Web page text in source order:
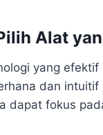
Alat
yang
dan intuitif
dapat fokus